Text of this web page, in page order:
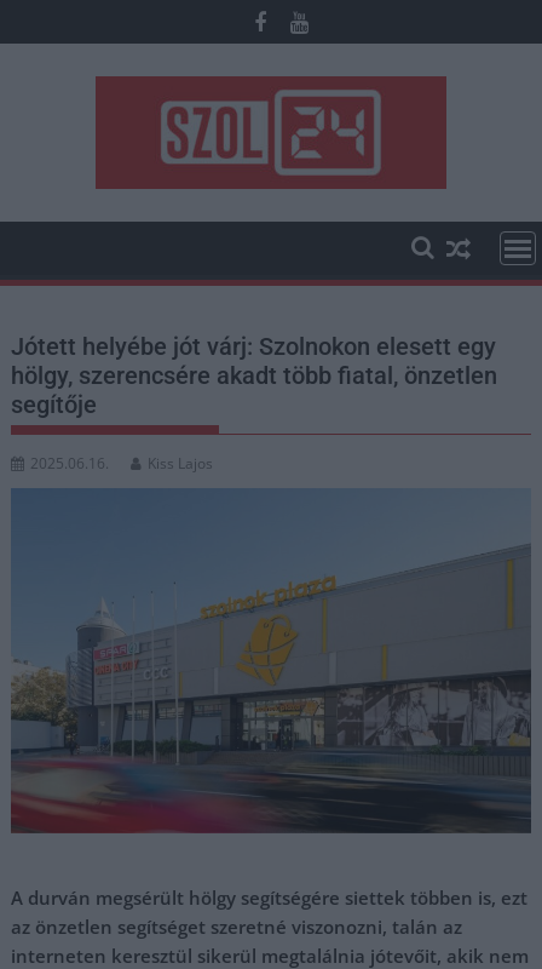
to
Jótett helyébe jót várj: Szolnokon elesett egy
hölgy, szerencsére akadt több fiatal, önzetlen
segítője
2025.06.16. Kiss Lajos
A durván megsérült hölgy segítségére siettek többen is, ezt
az önzetlen segítséget szeretné viszonozni, talán az
interneten keresztül sikerül megtalálnia jótevőit, akik nem